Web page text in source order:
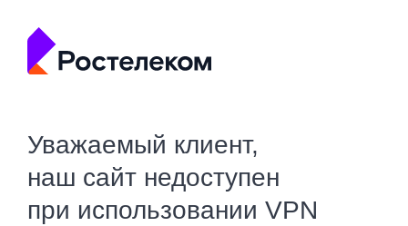
Уважаемый клиент,
наш сайт недоступен
при использовании VPN